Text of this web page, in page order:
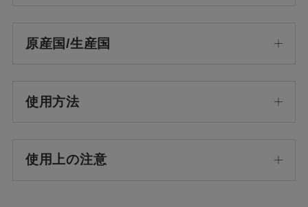
原産国/生産国
使用方法
使用上の注意